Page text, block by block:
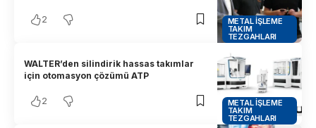
METAL İŞLEME
TAKIM
TEZGAHLARI
2
METAL İŞLEME
TAKIM
TEZGAHLARI
WALTER’den silindirik hassas takımlar
için otomasyon çözümü ATP
2